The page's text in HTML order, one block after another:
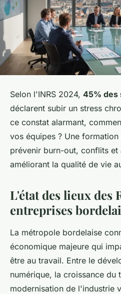
Selon l'INRS 2024, 45% des
déclarent subir un stress
ce constat alarmant,
vos équipes ? Une
prévenir burn-out, conflits et
améliorant la qualité de vie
L'état des lieux des
entreprises
La métropole bordelaise
économique majeure qui
être au travail. Entre le
numérique, la croissance du
modernisation de l'industrie